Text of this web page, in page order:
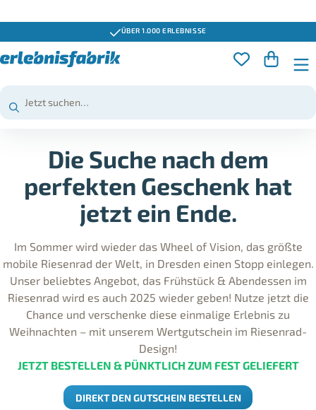
ÜBER 1.000 ERLEBNISSE
Die Suche nach dem
perfekten Geschenk hat
jetzt ein Ende.
Im Sommer wird wieder das Wheel of Vision, das größte
mobile Riesenrad der Welt, in Dresden einen Stopp einlegen.
Unser beliebtes Angebot, das Frühstück & Abendessen im
Riesenrad wird es auch 2025 wieder geben! Nutze jetzt die
Chance und verschenke diese einmalige Erlebnis zu
Weihnachten – mit unserem Wertgutschein im Riesenrad-
Design!
JETZT BESTELLEN & PÜNKTLICH ZUM FEST GELIEFERT
DIREKT DEN GUTSCHEIN BESTELLEN